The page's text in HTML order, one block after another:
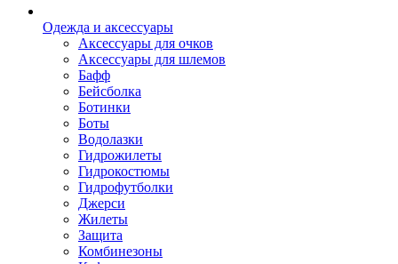
Одежда и аксессуары
Аксессуары для очков
Аксессуары для шлемов
Бафф
Бейсболка
Ботинки
Боты
Водолазки
Гидрожилеты
Гидрокостюмы
Гидрофутболки
Джерси
Жилеты
Защита
Комбинезоны